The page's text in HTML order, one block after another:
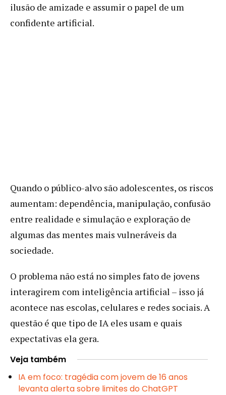
ilusão de amizade e assumir o papel de um
confidente artificial.
Quando o público-alvo são adolescentes, os riscos
aumentam: dependência, manipulação, confusão
entre realidade e simulação e exploração de
algumas das mentes mais vulneráveis da
sociedade.
O problema não está no simples fato de jovens
interagirem com inteligência artificial – isso já
acontece nas escolas, celulares e redes sociais. A
questão é que tipo de IA eles usam e quais
expectativas ela gera.
Veja também
IA em foco: tragédia com jovem de 16 anos
levanta alerta sobre limites do ChatGPT